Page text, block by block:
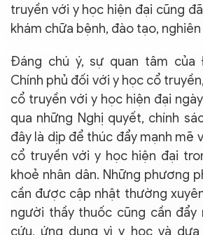
truyền với y học hiện đại cũng
khám chữa bệnh, đào tạo,
Đáng chú ý, sự quan tâm của
Chính phủ đối với y học cổ
cổ truyền với y học hiện đại
qua những Nghị quyết, chính
đây là dịp để thúc đẩy mạnh mẽ
cổ truyền với y học hiện đại
khoẻ nhân dân. Những phương
cần được cập nhật thường
người thầy thuốc cũng cần đẩy
cứu, ứng dụng vì y học và